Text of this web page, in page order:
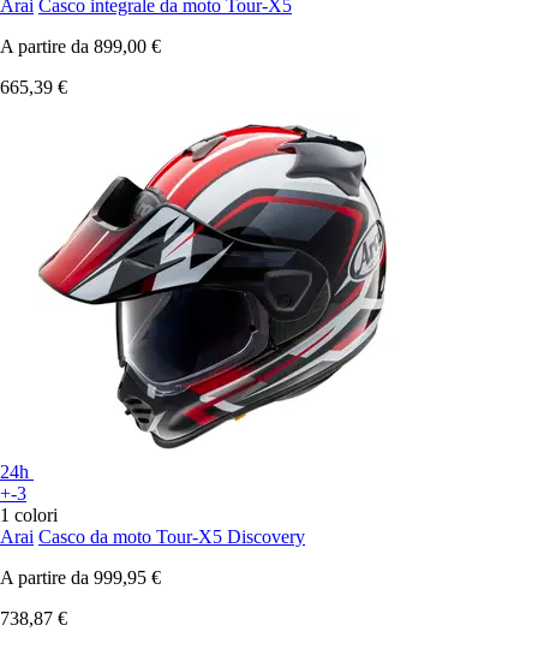
Arai Casco integrale da moto Tour-X5
A partire da 899,00 €
665,39 €
24h
+-3
1 colori
Arai Casco da moto Tour-X5 Discovery
A partire da 999,95 €
738,87 €